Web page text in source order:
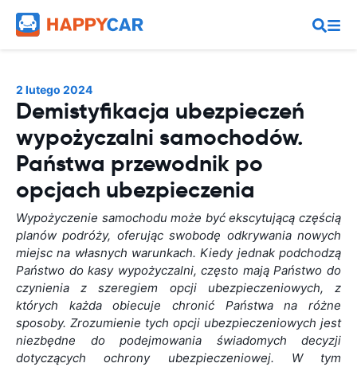
2 lutego 2024
Demistyfikacja ubezpieczeń
wypożyczalni samochodów.
Państwa przewodnik po
opcjach ubezpieczenia
Wypożyczenie samochodu może być ekscytującą częścią
planów podróży, oferując swobodę odkrywania nowych
miejsc na własnych warunkach. Kiedy jednak podchodzą
Państwo do kasy wypożyczalni, często mają Państwo do
czynienia z szeregiem opcji ubezpieczeniowych, z
których każda obiecuje chronić Państwa na różne
sposoby. Zrozumienie tych opcji ubezpieczeniowych jest
niezbędne do podejmowania świadomych decyzji
dotyczących ochrony ubezpieczeniowej. W tym